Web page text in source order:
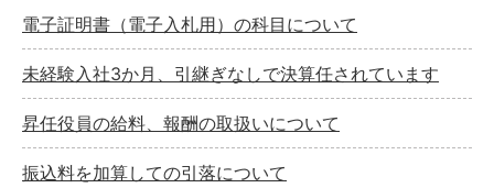
電子証明書（電子入札用）の科目について
未経験入社3か月、引継ぎなしで決算任されています
昇任役員の給料、報酬の取扱いについて
振込料を加算しての引落について